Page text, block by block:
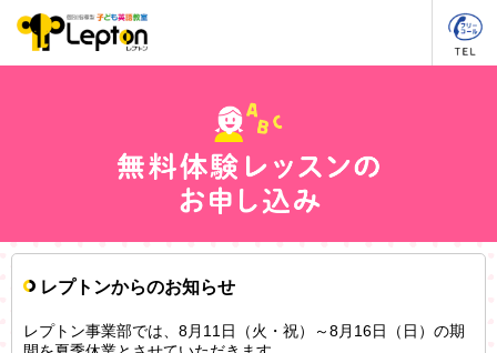
レプトンからのお知らせ
レプトン事業部では、8月11日（火・祝）～8月16日（日）の期